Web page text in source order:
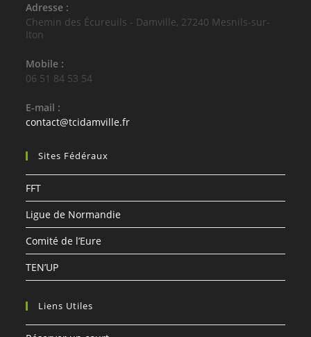
Adresse :
Chemin des Écureuils - Damville, 27240 Mesnils-sur-
Iton
Mobile :
06 51 84 53 54
E-mail :
contact@tcidamville.frS’ouvre
Sites Fédéraux
FFT
Ligue de Normandie
Comité de l’Eure
TEN’UP
Liens Utiles